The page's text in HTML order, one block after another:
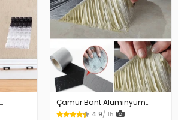
Çamur Bant Alüminyum
İzolasyon Tamir Bandı 5 Mt
4.9/ 15